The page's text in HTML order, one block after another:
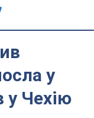
у
у Чехію